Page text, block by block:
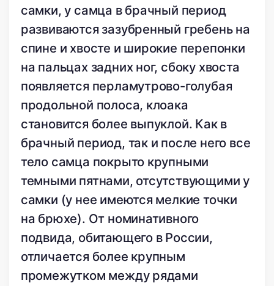
самки, у самца в брачный период
развиваются зазубренный гребень на
спине и хвосте и широкие перепонки
на пальцах задних ног, сбоку хвоста
появляется перламутрово-голубая
продольной полоса, клоака
становится более выпуклой. Как в
брачный период, так и после него все
тело самца покрыто крупными
темными пятнами, отсутствующими у
самки (у нее имеются мелкие точки
на брюхе). От номинативного
подвида, обитающего в России,
отличается более крупным
промежутком между рядами